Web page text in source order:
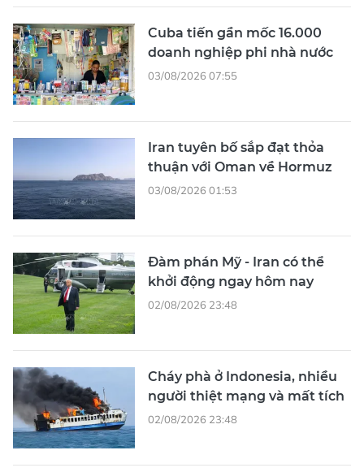
Cuba tiến gần mốc 16.000
doanh nghiệp phi nhà nước
03/08/2026 07:55
Iran tuyên bố sắp đạt thỏa
thuận với Oman về Hormuz
03/08/2026 01:53
Đàm phán Mỹ - Iran có thể
khởi động ngay hôm nay
02/08/2026 23:48
Cháy phà ở Indonesia, nhiều
người thiệt mạng và mất tích
02/08/2026 23:48